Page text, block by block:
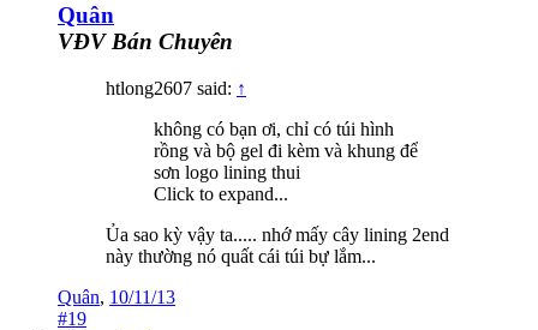
Quân
VĐV Bán Chuyên
htlong2607 said: ↑
không có bạn ơi, chỉ có túi hình
rồng và bộ gel đi kèm và khung để
sơn logo lining thui
Click to expand...
Ủa sao kỳ vậy ta..... nhớ mấy cây lining 2end
này thường nó quất cái túi bự lắm...
Quân, 10/11/13
#19